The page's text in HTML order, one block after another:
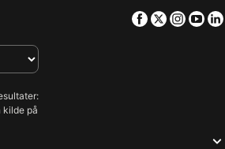
Hotel - Restaurant BERGHOF
Facebook
Twitter
kilde på